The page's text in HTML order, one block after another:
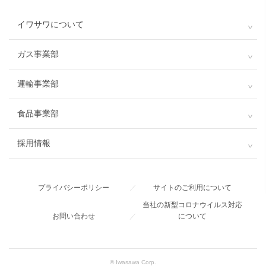
イワサワについて
ガス事業部
運輸事業部
食品事業部
採用情報
プライバシーポリシー ／ サイトのご利用について
お問い合わせ ／
当社の新型コロナウイルス対応
について
© Iwasawa Corp.